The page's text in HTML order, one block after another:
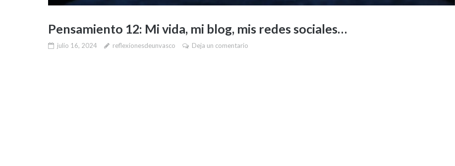
Pensamiento 12: Mi vida, mi blog, mis redes sociales…
julio 16, 2024 reflexionesdeunvasco Deja un comentario